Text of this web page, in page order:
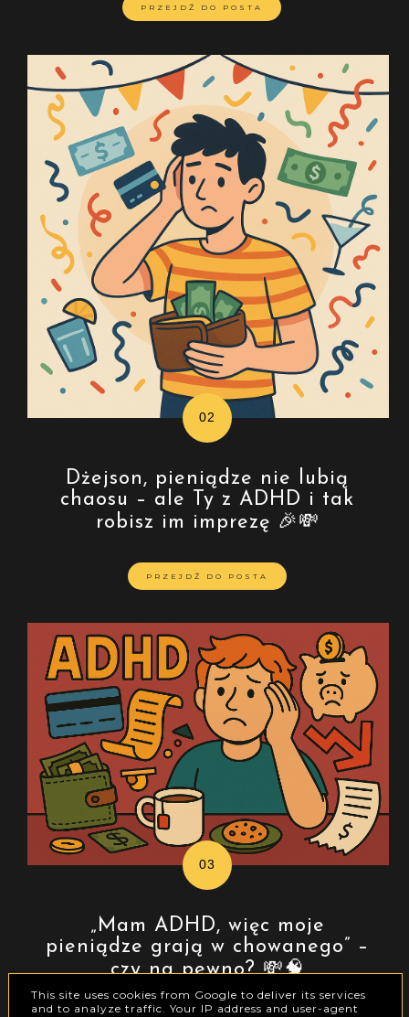
PRZEJDŹ DO POSTA
Dżejson, pieniądze nie lubią
chaosu – ale Ty z ADHD i tak
robisz im imprezę 🎉💸
PRZEJDŹ DO POSTA
„Mam ADHD, więc moje
pieniądze grają w chowanego” –
czy na pewno? 💸🧠
This site uses cookies from Google to deliver its services
and to analyze traffic. Your IP address and user-agent